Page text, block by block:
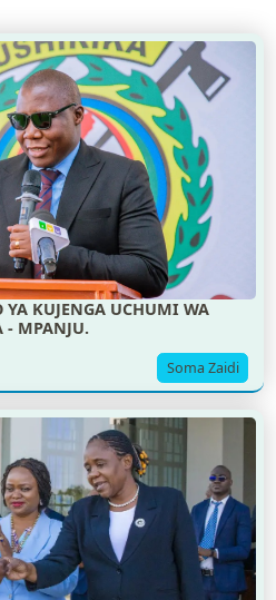
YA KUJENGA UCHUMI WA
MPANJU.
Soma Zaidi